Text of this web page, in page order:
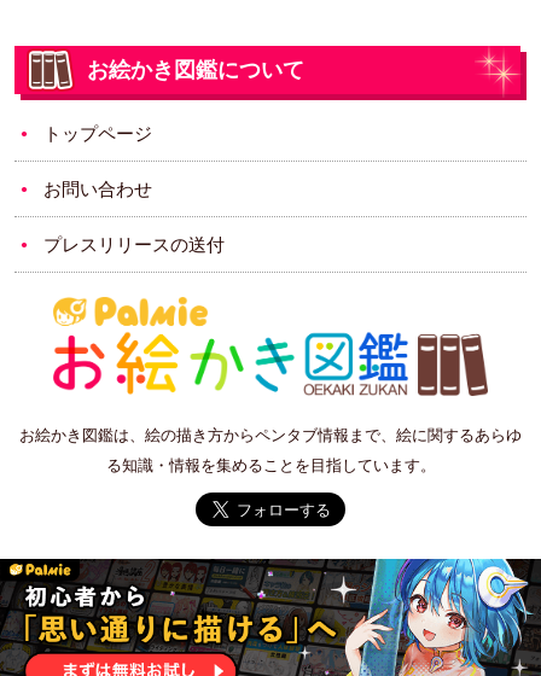
お絵かき図鑑について
トップページ
お問い合わせ
プレスリリースの送付
お絵かき図鑑は、絵の描き方からペンタブ情報まで、絵に関するあらゆ
る知識・情報を集めることを目指しています。